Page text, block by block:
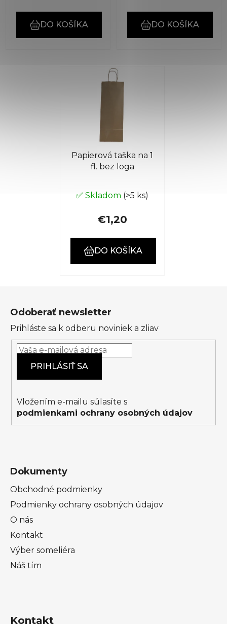
DO KOŠÍKA DO KOŠÍKA
Papierová taška na 1
fl. bez loga
✅ Skladom (>5 ks)
€1,20
DO KOŠÍKA
Odoberať newsletter
Prihláste sa k odberu noviniek a zliav
PRIHLÁSIŤ SA
Vložením e-mailu súlasíte s
podmienkami ochrany osobných údajov
Dokumenty
Obchodné podmienky
Podmienky ochrany osobných údajov
O nás
Kontakt
Výber someliéra
Náš tím
Kontakt